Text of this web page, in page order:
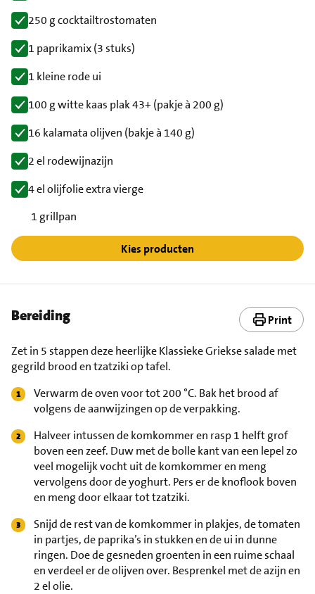
250 g cocktailtrostomaten
1 paprikamix (3 stuks)
1 kleine rode ui
100 g witte kaas plak 43+ (pakje à 200 g)
16 kalamata olijven (bakje à 140 g)
2 el rodewijnazijn
4 el olijfolie extra vierge
1 grillpan
Kies producten
Bereiding Print
Zet in 5 stappen deze heerlijke Klassieke Griekse salade met
gegrild brood en tzatziki op tafel.
Verwarm de oven voor tot 200 °C. Bak het brood af
volgens de aanwijzingen op de verpakking.
Halveer intussen de komkommer en rasp 1 helft grof
boven een zeef. Duw met de bolle kant van een lepel zo
veel mogelijk vocht uit de komkommer en meng
vervolgens door de yoghurt. Pers er de knoflook boven
en meng door elkaar tot tzatziki.
Snijd de rest van de komkommer in plakjes, de tomaten
in partjes, de paprika’s in stukken en de ui in dunne
ringen. Doe de gesneden groenten in een ruime schaal
en verdeel er de olijven over. Besprenkel met de azijn en
2 el olie.